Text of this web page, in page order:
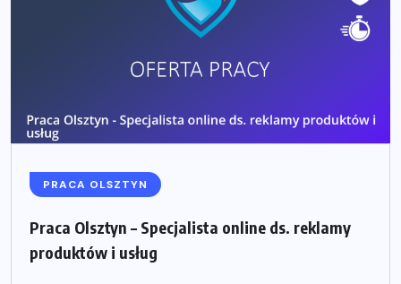
PRACA OLSZTYN
Praca Olsztyn – Specjalista online ds. reklamy
produktów i usług